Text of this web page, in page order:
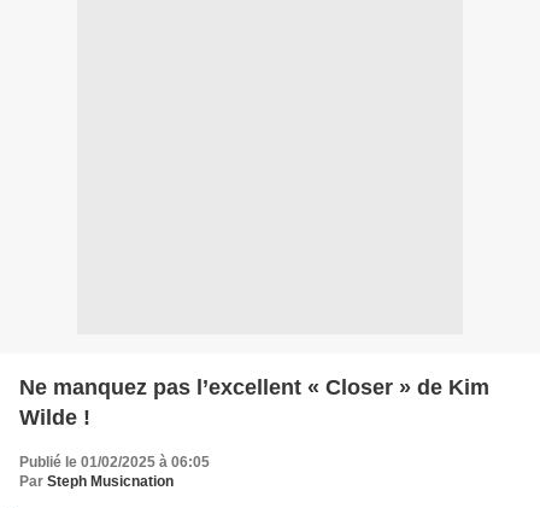
Ne manquez pas l’excellent « Closer » de Kim
Wilde !
Publié le 01/02/2025 à 06:05
Par Steph Musicnation